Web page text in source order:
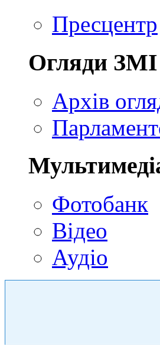
Пресцентр
Огляди ЗМІ
Архів
Фотобанк
Відео
Аудіо